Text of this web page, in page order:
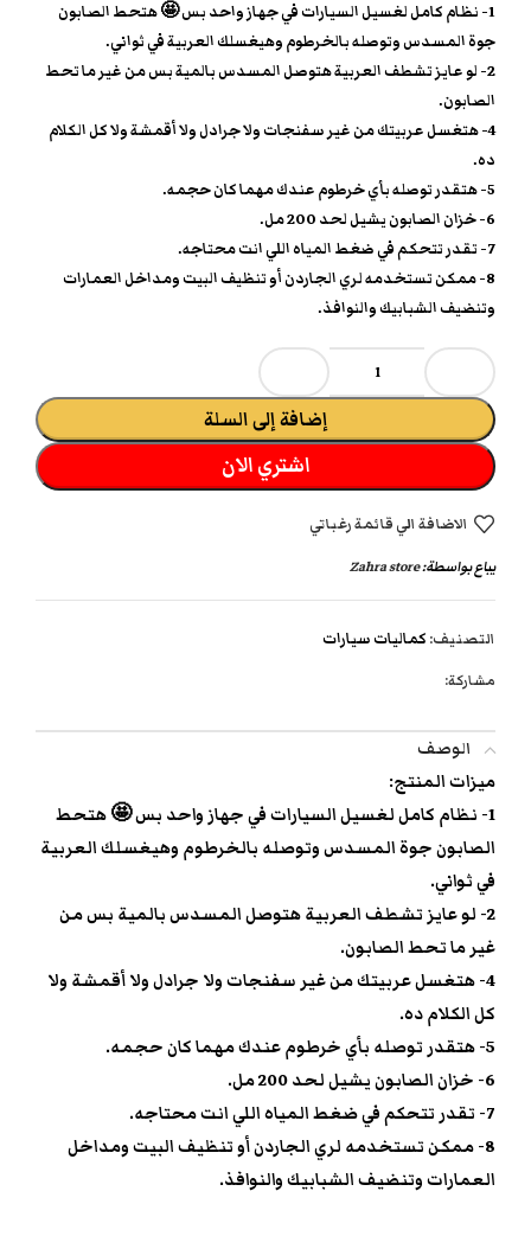
1- نظام كامل لغسيل السيارات في جهاز واحد بس 🤩 هتحط الصابون
جوة المسدس وتوصله بالخرطوم وهيغسلك العربية في ثواني.
2- لو عايز تشطف العربية هتوصل المسدس بالمية بس من غير ما تحط
الصابون.
4- هتغسل عربيتك من غير سفنجات ولا جرادل ولا أقمشة ولا كل الكلام
ده.
5- هتقدر توصله بأي خرطوم عندك مهما كان حجمه.
6- خزان الصابون يشيل لحد 200 مل.
7- تقدر تتحكم في ضغط المياه اللي انت محتاجه.
8- ممكن تستخدمه لري الجاردن أو تنظيف البيت ومداخل العمارات
وتنضيف الشبابيك والنوافذ.
إضافة إلى السلة
اشتري الان
الاضافة الي قائمة رغباتي
يباع بواسطة:Zahra store
التصنيف: كماليات سيارات
مشاركة:
الوصف
ميزات المنتج:
1- نظام كامل لغسيل السيارات في جهاز واحد بس 🤩 هتحط
الصابون جوة المسدس وتوصله بالخرطوم وهيغسلك العربية
في ثواني.
2- لو عايز تشطف العربية هتوصل المسدس بالمية بس من
غير ما تحط الصابون.
4- هتغسل عربيتك من غير سفنجات ولا جرادل ولا أقمشة ولا
كل الكلام ده.
5- هتقدر توصله بأي خرطوم عندك مهما كان حجمه.
6- خزان الصابون يشيل لحد 200 مل.
7- تقدر تتحكم في ضغط المياه اللي انت محتاجه.
8- ممكن تستخدمه لري الجاردن أو تنظيف البيت ومداخل
العمارات وتنضيف الشبابيك والنوافذ.